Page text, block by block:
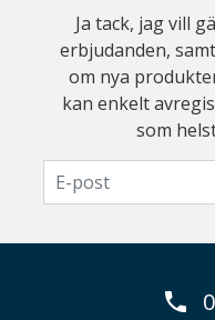
Ja tack, jag vill
erbjudanden,
om nya
kan enkelt
som